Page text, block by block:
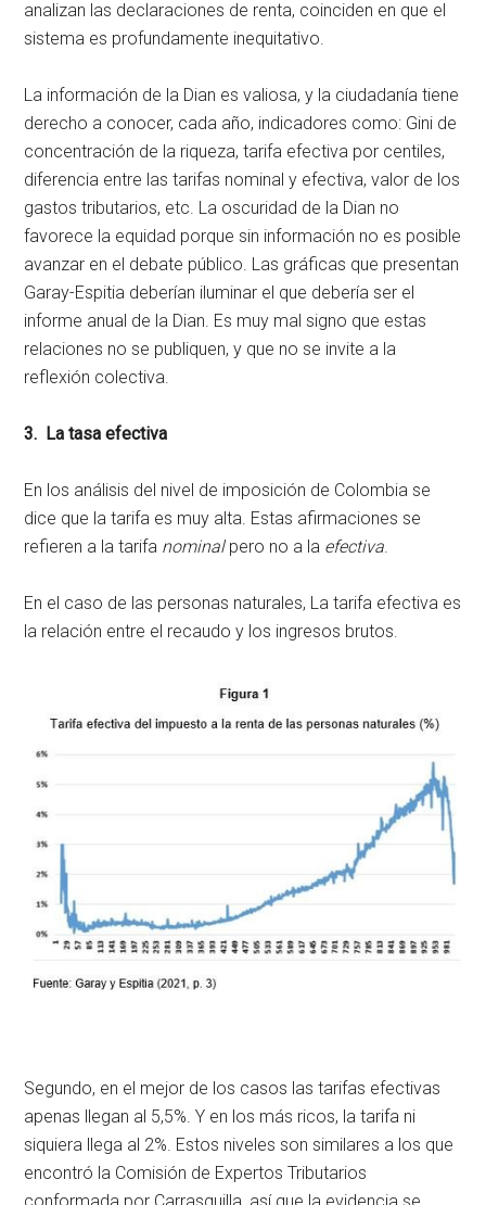
analizan las declaraciones de renta, coinciden en que el
sistema es profundamente inequitativo.
La información de la Dian es valiosa, y la ciudadanía tiene
derecho a conocer, cada año, indicadores como: Gini de
concentración de la riqueza, tarifa efectiva por centiles,
diferencia entre las tarifas nominal y efectiva, valor de los
gastos tributarios, etc. La oscuridad de la Dian no
favorece la equidad porque sin información no es posible
avanzar en el debate público. Las gráficas que presentan
Garay-Espitia deberían iluminar el que debería ser el
informe anual de la Dian. Es muy mal signo que estas
relaciones no se publiquen, y que no se invite a la
reflexión colectiva.
3. La tasa efectiva
En los análisis del nivel de imposición de Colombia se
dice que la tarifa es muy alta. Estas afirmaciones se
refieren a la tarifa nominalpero no a la efectiva.
En el caso de las personas naturales, La tarifa efectiva es
la relación entre el recaudo y los ingresos brutos.
Segundo, en el mejor de los casos las tarifas efectivas
apenas llegan al 5,5%. Y en los más ricos, la tarifa ni
siquiera llega al 2%. Estos niveles son similares a los que
encontró la Comisión de Expertos Tributarios